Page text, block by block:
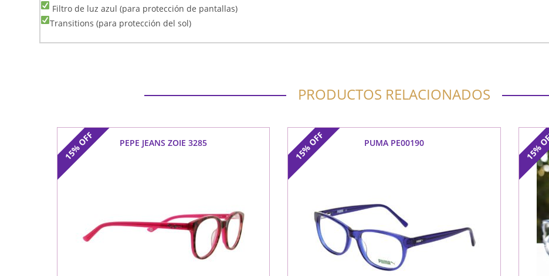
Filtro de luz azul (para protección de pantallas)
Transitions (para protección del sol)
PRODUCTOS RELACIONADOS
15%
OFF PEPE JEANS ZOIE 3285 15%
OFF PUMA PE00190 15%